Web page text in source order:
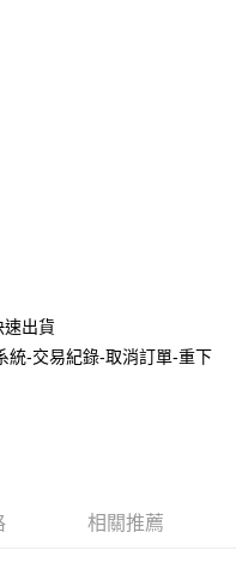
將跳轉至「AFTEE先享後付」
完成結帳。
。
中的連結，可透過四大超商／
為交易完成。
但若您需要取消訂單，請聯絡
帳頁面顯示為準，若有關於
問，請聯繫「AFTEE先享後付
support/home
先享後付」服務完成之交
並將交易相關給付款項請求債
：
帳號之用戶狀況，依本公司即
費
速出貨
統-交易紀錄-取消訂單-重下
相關推薦